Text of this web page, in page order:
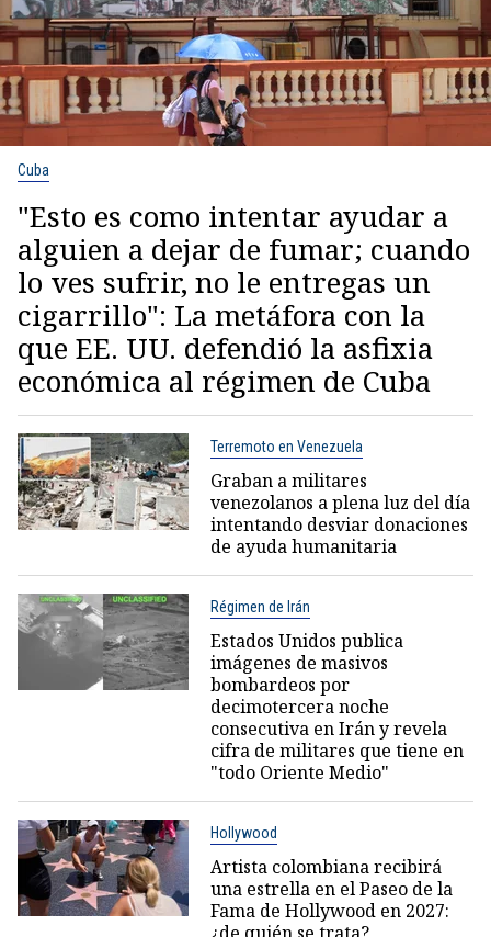
Cuba
"Esto es como intentar ayudar a
alguien a dejar de fumar; cuando
lo ves sufrir, no le entregas un
cigarrillo": La metáfora con la
que EE. UU. defendió la asfixia
económica al régimen de Cuba
Terremoto en Venezuela
Graban a militares
venezolanos a plena luz del día
intentando desviar donaciones
de ayuda humanitaria
Régimen de Irán
Estados Unidos publica
imágenes de masivos
bombardeos por
decimotercera noche
consecutiva en Irán y revela
cifra de militares que tiene en
"todo Oriente Medio"
Hollywood
Artista colombiana recibirá
una estrella en el Paseo de la
Fama de Hollywood en 2027:
¿de quién se trata?